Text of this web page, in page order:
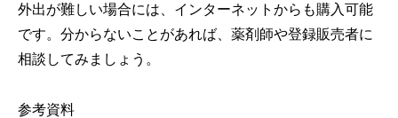
外出が難しい場合には、インターネットからも購入可能
です。分からないことがあれば、薬剤師や登録販売者に
相談してみましょう。
参考資料